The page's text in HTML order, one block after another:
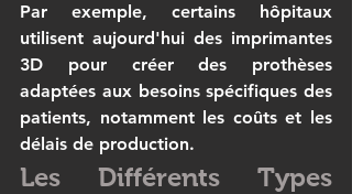
Par exemple, certains hôpitaux
utilisent aujourd'hui des imprimantes
3D pour créer des prothèses
adaptées aux besoins spécifiques des
patients, notamment les coûts et les
délais de production.
Les Différents Types